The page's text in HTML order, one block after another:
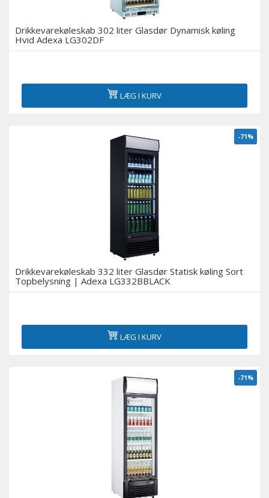
Drikkevarekøleskab 302 liter Glasdør Dynamisk køling
Hvid Adexa LG302DF
LÆG I KURV
-71%
Drikkevarekøleskab 332 liter Glasdør Statisk køling Sort
Topbelysning | Adexa LG332BBLACK
LÆG I KURV
-71%